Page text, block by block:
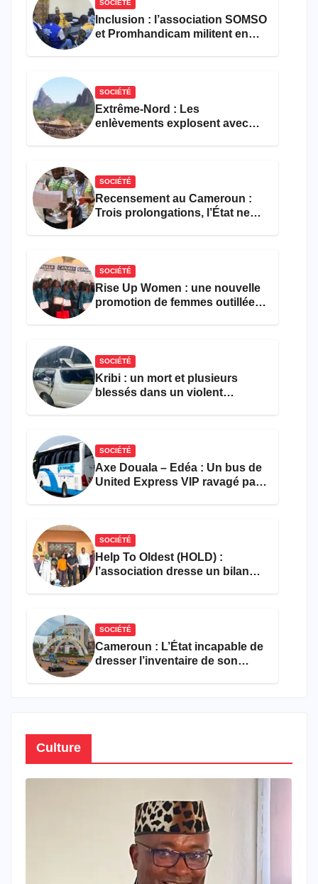
SOCIÉTÉ
Inclusion : l’association SOMSO
et Promhandicam militent en
SOCIÉTÉ
Extrême-Nord : Les
enlèvements explosent avec
SOCIÉTÉ
Recensement au Cameroun :
Trois prolongations, l’État ne
SOCIÉTÉ
Rise Up Women : une nouvelle
promotion de femmes outillées
SOCIÉTÉ
Kribi : un mort et plusieurs
blessés dans un violent
SOCIÉTÉ
Axe Douala – Edéa : Un bus de
United Express VIP ravagé par
SOCIÉTÉ
Help To Oldest (HOLD) :
l’association dresse un bilan
SOCIÉTÉ
Cameroun : L’État incapable de
dresser l’inventaire de son
Culture